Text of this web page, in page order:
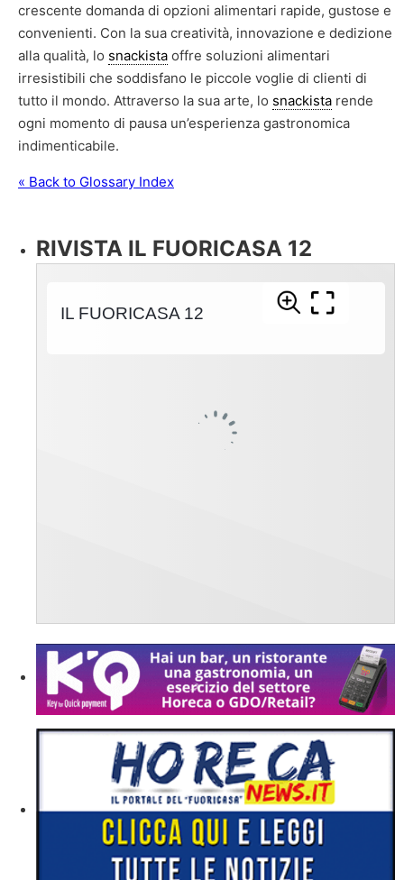
crescente domanda di opzioni alimentari rapide, gustose e
convenienti. Con la sua creatività, innovazione e dedizione
alla qualità, lo snackista offre soluzioni alimentari
irresistibili che soddisfano le piccole voglie di clienti di
tutto il mondo. Attraverso la sua arte, lo snackista rende
ogni momento di pausa un’esperienza gastronomica
indimenticabile.
« Back to Glossary Index
RIVISTA IL FUORICASA 12